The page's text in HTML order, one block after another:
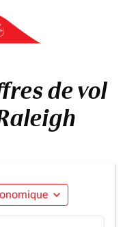
de vol
expand_more